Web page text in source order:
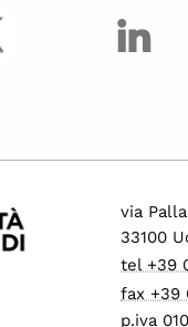
via
33100
tel +39
fax +39
p.iva